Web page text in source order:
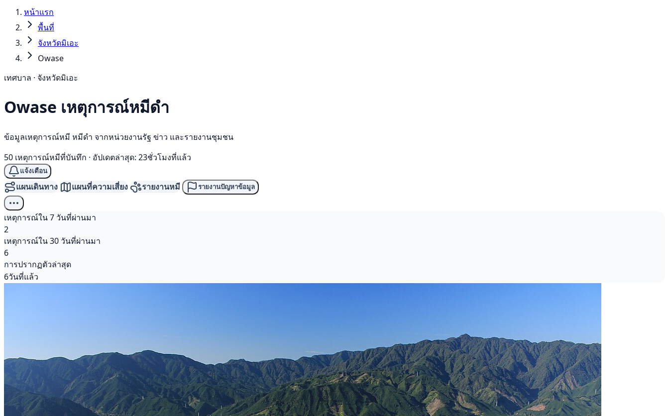
หน้าแรก
พื้นที่
จังหวัดมิเอะ
Owase
เทศบาล · จังหวัดมิเอะ
Owase เหตุการณ์หมีดำ
ข้อมูลเหตุการณ์หมี หมีดำ จากหน่วยงานรัฐ ข่าว และรายงานชุมชน
50 เหตุการณ์หมีที่บันทึก · อัปเดตล่าสุด: 23ชั่วโมงที่แล้ว
แจ้งเตือน
แผนเดินทาง แผนที่ความเสี่ยง รายงานหมี รายงานปัญหาข้อมูล
เหตุการณ์ใน 7 วันที่ผ่านมา
2
เหตุการณ์ใน 30 วันที่ผ่านมา
6
การปรากฏตัวล่าสุด
6วันที่แล้ว